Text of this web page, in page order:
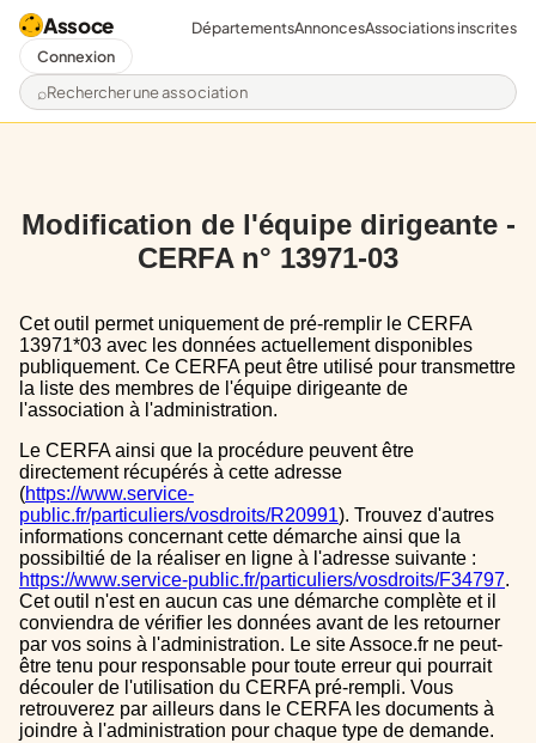
Assoce
Rechercher une association
DépartementsAnnoncesAssociations inscrites
Connexion
Modification de l'équipe dirigeante -
CERFA n° 13971-03
Cet outil permet uniquement de pré-remplir le CERFA
13971*03 avec les données actuellement disponibles
publiquement. Ce CERFA peut être utilisé pour transmettre
la liste des membres de l'équipe dirigeante de
l'association à l'administration.
Le CERFA ainsi que la procédure peuvent être
directement récupérés à cette adresse
(https://www.service-
public.fr/particuliers/vosdroits/R20991). Trouvez d'autres
informations concernant cette démarche ainsi que la
possibiltié de la réaliser en ligne à l'adresse suivante :
https://www.service-public.fr/particuliers/vosdroits/F34797.
Cet outil n'est en aucun cas une démarche complète et il
conviendra de vérifier les données avant de les retourner
par vos soins à l'administration. Le site Assoce.fr ne peut-
être tenu pour responsable pour toute erreur qui pourrait
découler de l'utilisation du CERFA pré-rempli. Vous
retrouverez par ailleurs dans le CERFA les documents à
joindre à l'administration pour chaque type de demande.